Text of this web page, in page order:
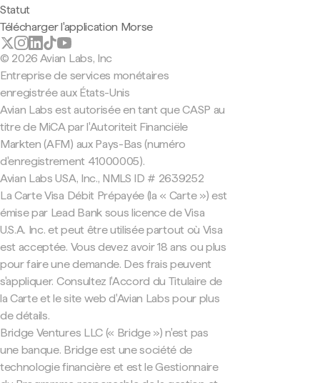
Statut
Télécharger l'application Morse
© 2026 Avian Labs, Inc
Entreprise de services monétaires
enregistrée aux États-Unis
Avian Labs est autorisée en tant que CASP au
titre de MiCA par l'Autoriteit Financiële
Markten (AFM) aux Pays-Bas (numéro
d'enregistrement 41000005).
Avian Labs USA, Inc., NMLS ID # 2639252
La Carte Visa Débit Prépayée (la « Carte ») est
émise par Lead Bank sous licence de Visa
U.S.A. Inc. et peut être utilisée partout où Visa
est acceptée. Vous devez avoir 18 ans ou plus
pour faire une demande. Des frais peuvent
s'appliquer. Consultez l'Accord du Titulaire de
la Carte et le site web d'Avian Labs pour plus
de détails.
Bridge Ventures LLC (« Bridge ») n'est pas
une banque. Bridge est une société de
technologie financière et est le Gestionnaire